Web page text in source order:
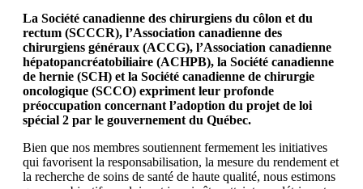
La Société canadienne des chirurgiens du côlon et du
rectum (SCCCR), l’Association canadienne des
chirurgiens généraux (ACCG), l’Association canadienne
hépatopancréatobiliaire (ACHPB), la Société canadienne
de hernie (SCH) et la Société canadienne de chirurgie
oncologique (SCCO) expriment leur profonde
préoccupation concernant l’adoption du projet de loi
spécial 2 par le gouvernement du Québec.
Bien que nos membres soutiennent fermement les initiatives
qui favorisent la responsabilisation, la mesure du rendement et
la recherche de soins de santé de haute qualité, nous estimons